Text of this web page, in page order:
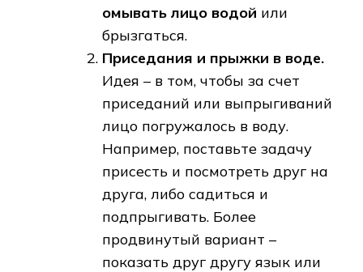
омывать лицо водой или
брызгаться.
Приседания и прыжки в воде.
Идея – в том, чтобы за счет
приседаний или выпрыгиваний
лицо погружалось в воду.
Например, поставьте задачу
присесть и посмотреть друг на
друга, либо садиться и
подпрыгивать. Более
продвинутый вариант –
показать друг другу язык или